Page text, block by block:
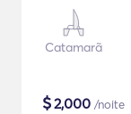
Catamarã
$2,000 /noite